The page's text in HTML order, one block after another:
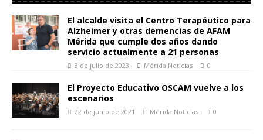
El alcalde visita el Centro Terapéutico para
Alzheimer y otras demencias de AFAM
Mérida que cumple dos años dando
servicio actualmente a 21 personas
3 de julio de 2023 Mérida Noticias 0
El Proyecto Educativo OSCAM vuelve a los
escenarios
22 de junio de 2021 Mérida Noticias 0